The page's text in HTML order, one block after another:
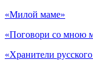
«Милой маме»
«Поговори со мною
«Хранители